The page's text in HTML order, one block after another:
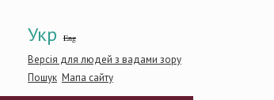
Укр Eng
Версія для людей з вадами зору
Пошук Мапа сайту